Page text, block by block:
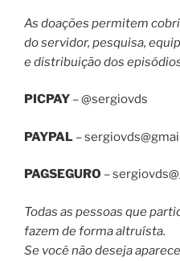
As doações permitem
do servidor, pesquisa,
e distribuição dos
PICPAY – @sergiovds
PAYPAL –
PAGSEGURO –
Todas as pessoas que
fazem de forma altruísta.
Se você não deseja